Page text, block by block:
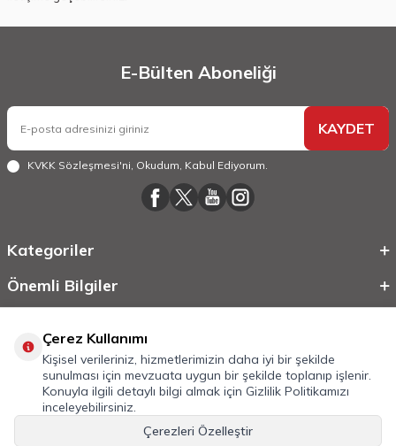
E-Bülten Aboneliği
KAYDET
KVKK Sözleşmesi'ni, Okudum, Kabul Ediyorum.
Kategoriler
Önemli Bilgiler
Çerez Kullanımı
Kişisel verileriniz, hizmetlerimizin daha iyi bir şekilde
sunulması için mevzuata uygun bir şekilde toplanıp işlenir.
Konuyla ilgili detaylı bilgi almak için Gizlilik Politikamızı
inceleyebilirsiniz.
Çerezleri Özelleştir